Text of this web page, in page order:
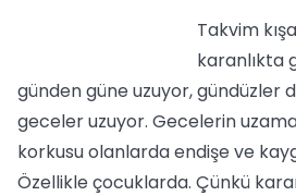
Takvim
karanlıkta
günden güne uzuyor, gündüzler
geceler uzuyor. Gecelerin
korkusu olanlarda endişe ve
Özellikle çocuklarda. Çünkü